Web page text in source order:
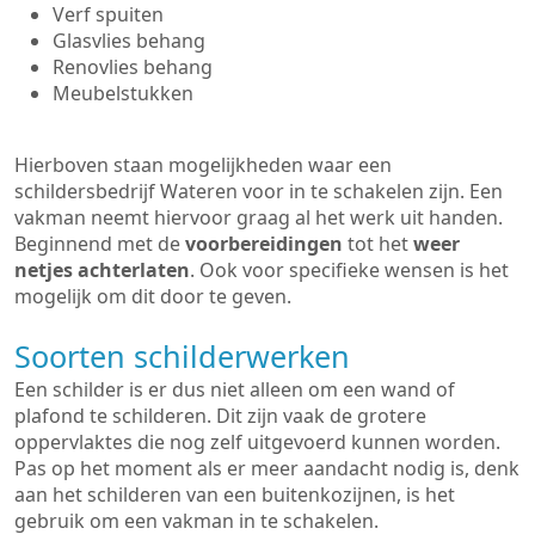
Verf spuiten
Glasvlies behang
Renovlies behang
Meubelstukken
Hierboven staan mogelijkheden waar een
schildersbedrijf Wateren voor in te schakelen zijn. Een
vakman neemt hiervoor graag al het werk uit handen.
Beginnend met devoorbereidingen tot hetweer
netjes achterlaten. Ook voor specifieke wensen is het
mogelijk om dit door te geven.
Soorten schilderwerken
Een schilder is er dus niet alleen om een wand of
plafond te schilderen. Dit zijn vaak de grotere
oppervlaktes die nog zelf uitgevoerd kunnen worden.
Pas op het moment als er meer aandacht nodig is, denk
aan het schilderen van een buitenkozijnen, is het
gebruik om een vakman in te schakelen.